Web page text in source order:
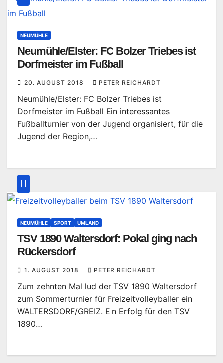
NEUMÜHLE
Neumühle/Elster: FC Bolzer Triebes ist
Dorfmeister im Fußball
20. AUGUST 2018 PETER REICHARDT
Neumühle/Elster: FC Bolzer Triebes ist
Dorfmeister im Fußball Ein interessantes
Fußballturnier von der Jugend organisiert, für die
Jugend der Region,…
NEUMÜHLE SPORT UMLAND
TSV 1890 Waltersdorf: Pokal ging nach
Rückersdorf
1. AUGUST 2018 PETER REICHARDT
Zum zehnten Mal lud der TSV 1890 Waltersdorf
zum Sommerturnier für Freizeitvolleyballer ein
WALTERSDORF/GREIZ. Ein Erfolg für den TSV
1890…